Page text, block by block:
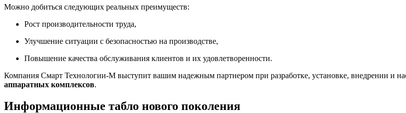
Можно добиться следующих реальных преимуществ:
Рост производительности труда,
Улучшение ситуации с безопасностью на производстве,
Повышение качества обслуживания клиентов и их удовлетворенности.
Компания Смарт Технологии-М выступит вашим надежным партнером при разработке, установке, внедрении и
аппаратных комплексов.
Информационные табло нового поколения